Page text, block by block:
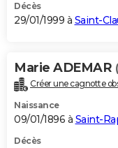
Décès
29/01/1999 à Saint-
Marie ADEMAR
Créer une cagnotte
Naissance
09/01/1896 à Saint-
Décès